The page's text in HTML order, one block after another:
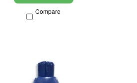
Compare